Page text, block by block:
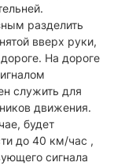
разделить
вверх руки,
На дороге
служить для
движения.
будет
до 40 км/час ,
сигнала